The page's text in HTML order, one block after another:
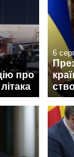
про
6